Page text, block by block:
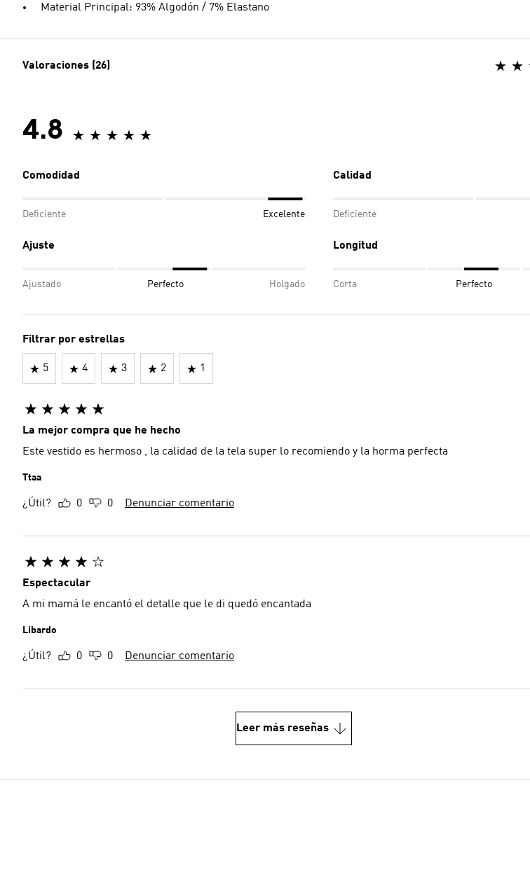
Material Principal: 93% Algodón / 7% Elastano
Valoraciones (26)
4.8
Comodidad
Deficiente Excelente
Calidad
Deficiente
Ajuste
Ajustado Perfecto Holgado
Longitud
Corta Perfecto
Filtrar por estrellas
5 4 3 2 1
La mejor compra que he hecho
Este vestido es hermoso , la calidad de la tela super lo recomiendo y la horma perfecta
Ttaa
¿Útil? 0 0 Denunciar comentario
Espectacular
A mi mamá le encantó el detalle que le di quedó encantada
Libardo
¿Útil? 0 0 Denunciar comentario
Leer más reseñas